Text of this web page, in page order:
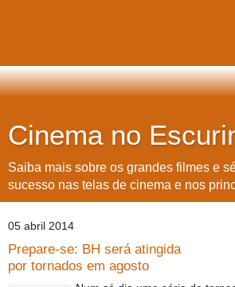
Cinema no
Saiba mais sobre os grandes filmes e
sucesso nas telas de cinema e nos
05 abril 2014
Prepare-se: BH será atingida
por tornados em agosto